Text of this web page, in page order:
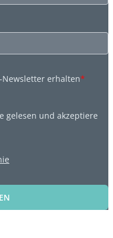
Newsletter erhalten*
gelesen und akzeptiere